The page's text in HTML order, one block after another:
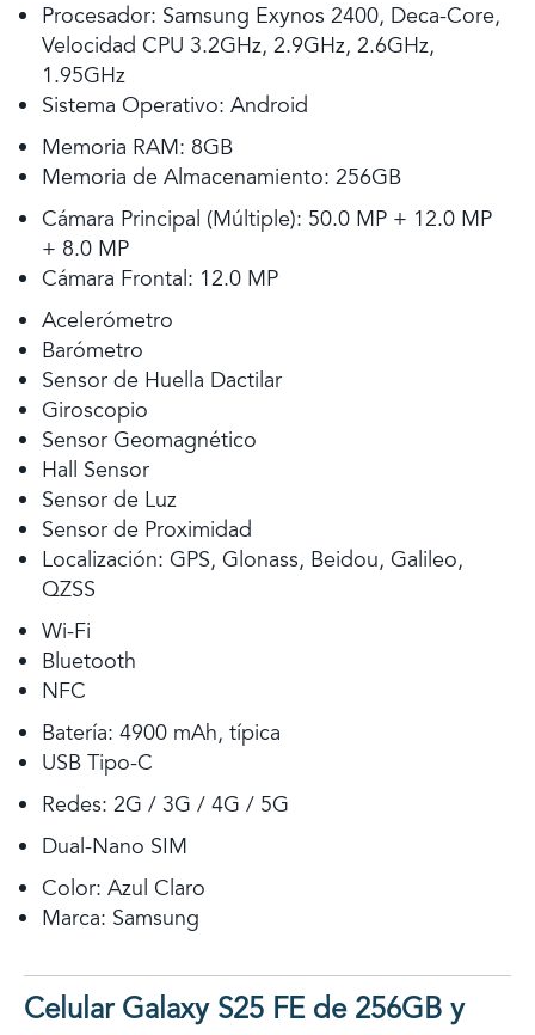
Procesador: Samsung Exynos 2400, Deca-Core,
Velocidad CPU 3.2GHz, 2.9GHz, 2.6GHz,
1.95GHz
Sistema Operativo: Android
Memoria RAM: 8GB
Memoria de Almacenamiento: 256GB
Cámara Principal (Múltiple): 50.0 MP + 12.0 MP
+ 8.0 MP
Cámara Frontal: 12.0 MP
Acelerómetro
Barómetro
Sensor de Huella Dactilar
Giroscopio
Sensor Geomagnético
Hall Sensor
Sensor de Luz
Sensor de Proximidad
Localización: GPS, Glonass, Beidou, Galileo,
QZSS
Wi-Fi
Bluetooth
NFC
Batería: 4900 mAh, típica
USB Tipo-C
Redes: 2G / 3G / 4G / 5G
Dual-Nano SIM
Color: Azul Claro
Marca: Samsung
Celular Galaxy S25 FE de 256GB y